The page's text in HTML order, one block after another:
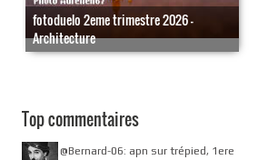
fotoduelo 2eme trimestre 2026 -
Architecture
Top commentaires
@Bernard-06: apn sur trépied, 1ere